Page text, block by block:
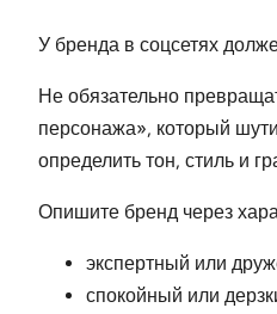
У бренда в соцсетях
Не обязательно
персонажа», который
определить тон, стиль и
Опишите бренд через
экспертный или
спокойный или